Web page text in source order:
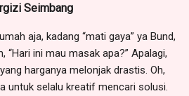
Seimbang
aja, kadang “mati gaya” ya Bund,
“Hari ini mau masak apa?” Apalagi,
harganya melonjak drastis. Oh,
untuk selalu kreatif mencari solusi.